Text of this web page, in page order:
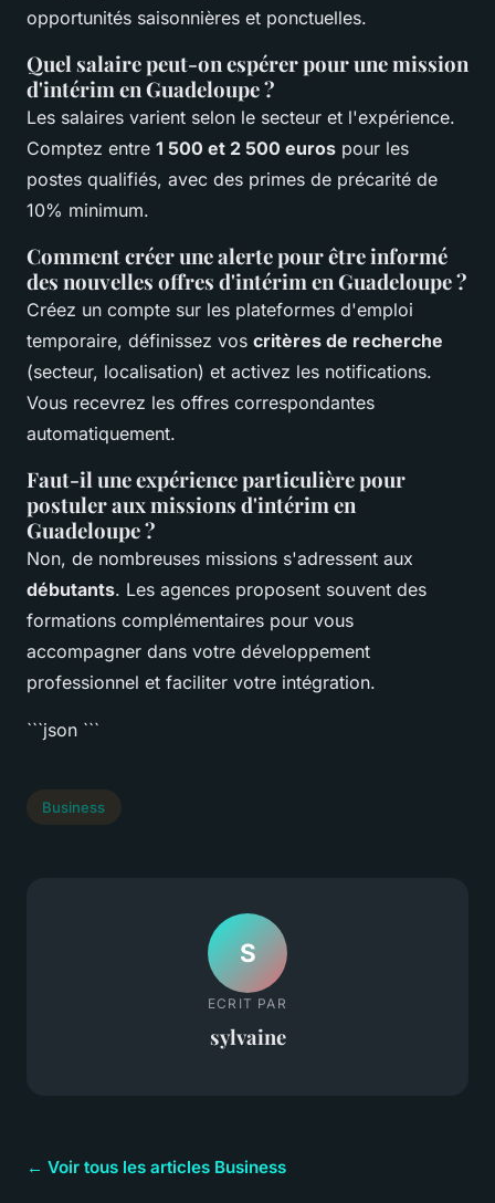
opportunités saisonnières et ponctuelles.
Quel salaire peut-on espérer pour une mission
d'intérim en Guadeloupe ?
Les salaires varient selon le secteur et l'expérience.
Comptez entre 1 500 et 2 500 euros pour les
postes qualifiés, avec des primes de précarité de
10% minimum.
Comment créer une alerte pour être informé
des nouvelles offres d'intérim en Guadeloupe ?
Créez un compte sur les plateformes d'emploi
temporaire, définissez vos critères de recherche
(secteur, localisation) et activez les notifications.
Vous recevrez les offres correspondantes
automatiquement.
Faut-il une expérience particulière pour
postuler aux missions d'intérim en
Guadeloupe ?
Non, de nombreuses missions s'adressent aux
débutants. Les agences proposent souvent des
formations complémentaires pour vous
accompagner dans votre développement
professionnel et faciliter votre intégration.
```json ```
Business
S
ECRIT PAR
sylvaine
← Voir tous les articles Business